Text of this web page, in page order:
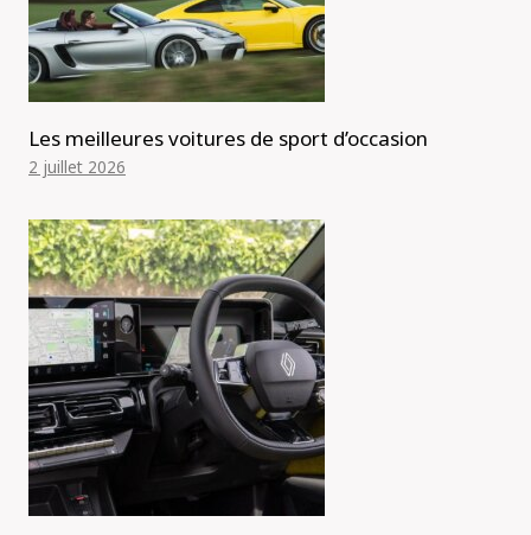
Les meilleures voitures de sport d’occasion
2 juillet 2026